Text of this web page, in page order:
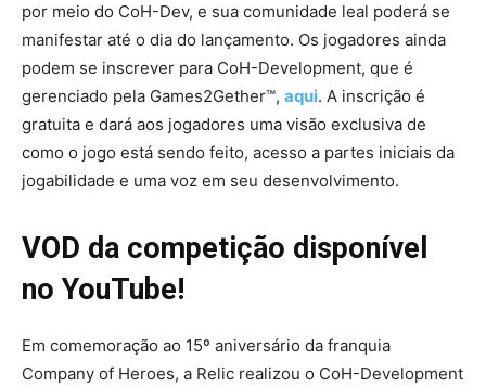
por meio do CoH-Dev, e sua comunidade leal poderá se
manifestar até o dia do lançamento. Os jogadores ainda
podem se inscrever para CoH-Development, que é
gerenciado pela Games2Gether™, aqui. A inscrição é
gratuita e dará aos jogadores uma visão exclusiva de
como o jogo está sendo feito, acesso a partes iniciais da
jogabilidade e uma voz em seu desenvolvimento.
VOD da competição disponível
no YouTube!
Em comemoração ao 15º aniversário da franquia
Company of Heroes, a Relic realizou o CoH-Development